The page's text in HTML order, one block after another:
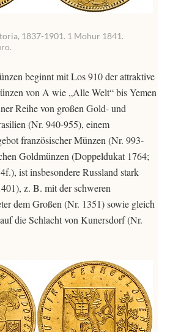
1837-1901. 1 Mohur 1841.
beginnt mit Los 910 der attraktive
von A wie „Alle Welt“ bis Yemen
Reihe von großen Gold- und
(Nr. 940-955), einem
französischer Münzen (Nr. 993-
Goldmünzen (Doppeldukat 1764;
ist insbesondere Russland stark
z. B. mit der schweren
dem Großen (Nr. 1351) sowie gleich
die Schlacht von Kunersdorf (Nr.